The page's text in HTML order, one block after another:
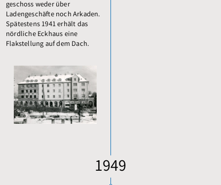
geschoss weder über
Ladengeschäfte noch Arkaden.
Spätestens 1941 erhält das
nördliche Eckhaus eine
Flakstellung auf dem Dach.
1949